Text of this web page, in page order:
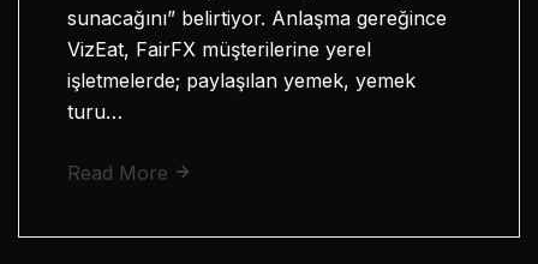
sunacağını” belirtiyor. Anlaşma gereğince
VizEat, FairFX müşterilerine yerel
işletmelerde; paylaşılan yemek, yemek
turu…
Read More